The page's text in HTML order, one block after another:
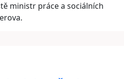
ministr práce a sociálních